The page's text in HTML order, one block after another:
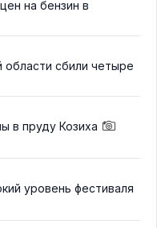
на бензин в
области сбили четыре
в пруду Козиха
уровень фестиваля